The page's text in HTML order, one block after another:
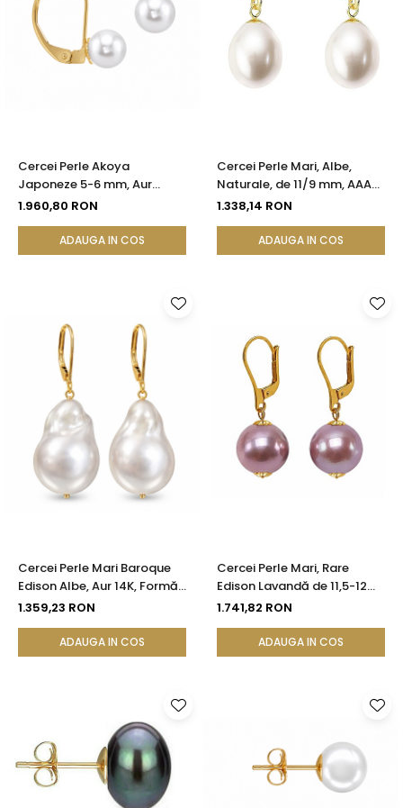
Cercei Perle Akoya
Japoneze 5-6 mm, Aur
Galben 14K, Tortiță Închisă -
1.960,80 RON
ADAUGA IN COS
Cercei Perle Mari, Albe,
Naturale, de 11/9 mm, AAA+,
Aur 14K (aur 585), Forma
1.338,14 RON
ADAUGA IN COS
Cercei Perle Mari Baroque
Edison Albe, Aur 14K, Formă
Organică | KASKADDA®
1.359,23 RON
ADAUGA IN COS
Cercei Perle Mari, Rare
Edison Lavandă de 11,5-12
mm și Aur Galben 14K |
1.741,82 RON
ADAUGA IN COS